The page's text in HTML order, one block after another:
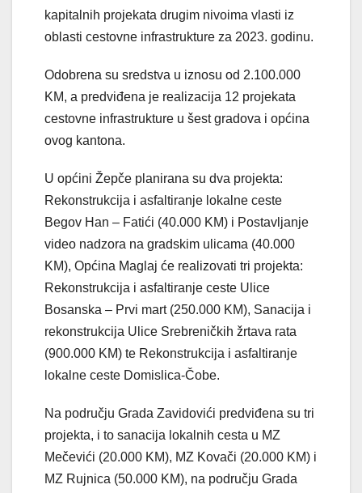
kapitalnih projekata drugim nivoima vlasti iz
oblasti cestovne infrastrukture za 2023. godinu.
Odobrena su sredstva u iznosu od 2.100.000
KM, a predviđena je realizacija 12 projekata
cestovne infrastrukture u šest gradova i općina
ovog kantona.
U općini Žepče planirana su dva projekta:
Rekonstrukcija i asfaltiranje lokalne ceste
Begov Han – Fatići (40.000 KM) i Postavljanje
video nadzora na gradskim ulicama (40.000
KM), Općina Maglaj će realizovati tri projekta:
Rekonstrukcija i asfaltiranje ceste Ulice
Bosanska – Prvi mart (250.000 KM), Sanacija i
rekonstrukcija Ulice Srebreničkih žrtava rata
(900.000 KM) te Rekonstrukcija i asfaltiranje
lokalne ceste Domislica-Čobe.
Na području Grada Zavidovići predviđena su tri
projekta, i to sanacija lokalnih cesta u MZ
Mečevići (20.000 KM), MZ Kovači (20.000 KM) i
MZ Rujnica (50.000 KM), na području Grada